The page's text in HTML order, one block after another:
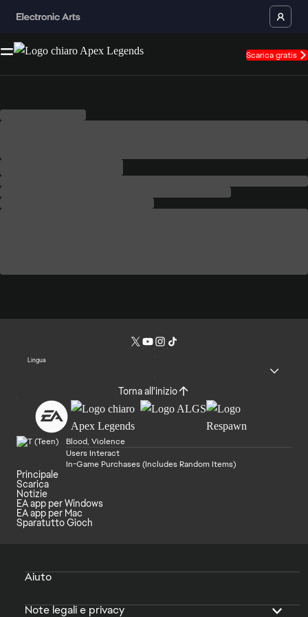
Scarica gratis
Lingua
Torna all'inizio
Blood, Violence
Users Interact
In-Game Purchases (Includes Random Items)
Principale
Scarica
Notizie
EA app per Windows
EA app per Mac
Sparatutto Gioch
Aiuto
Note legali e privacy